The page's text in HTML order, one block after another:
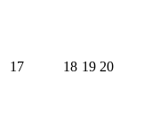
17 18 19 20